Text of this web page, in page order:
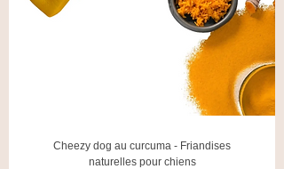
Cheezy dog au curcuma - Friandises
naturelles pour chiens